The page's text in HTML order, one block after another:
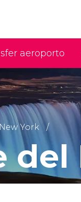
aeroporto
York
del